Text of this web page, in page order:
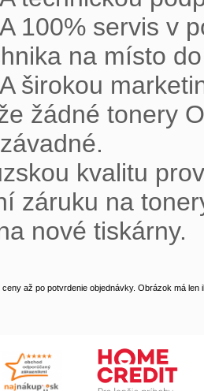
na místo
na nové tiskárny.
až po potvrdenie objednávky. Obrázok má len